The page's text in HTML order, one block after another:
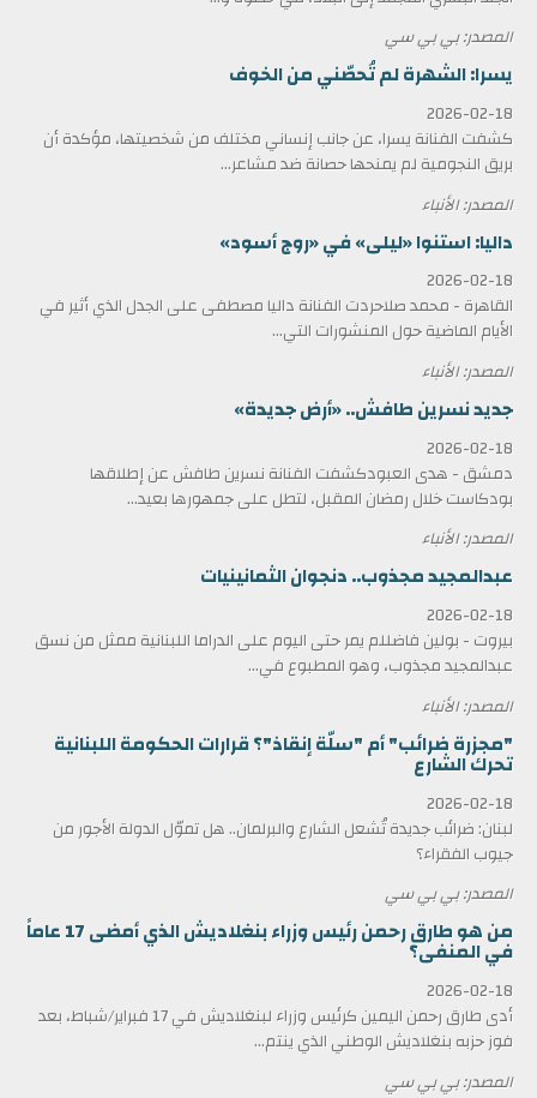
المصدر: بي بي سي
يسرا: الشهرة لم تُحصّني من الخوف
2026-02-18
كشفت الفنانة يسرا، عن جانب إنساني مختلف من شخصيتها، مؤكدة أن
بريق النجومية لم يمنحها حصانة ضد مشاعر...
المصدر: الأنباء
داليا: استنوا «ليلى» في «روج أسود»
2026-02-18
القاهرة - محمد صلاحردت الفنانة داليا مصطفى على الجدل الذي أثير في
الأيام الماضية حول المنشورات التي...
المصدر: الأنباء
جديد نسرين طافش.. «أرض جديدة»
2026-02-18
دمشق - هدى العبودكشفت الفنانة نسرين طافش عن إطلاقها
بودكاست خلال رمضان المقبل، لتطل على جمهورها بعيد...
المصدر: الأنباء
عبدالمجيد مجذوب.. دنجوان الثمانينيات
2026-02-18
بيروت - بولين فاضللم يمر حتى اليوم على الدراما اللبنانية ممثل من نسق
عبدالمجيد مجذوب، وهو المطبوع في...
المصدر: الأنباء
"مجزرة ضرائب" أم "سلّة إنقاذ"؟ قرارات الحكومة اللبنانية
تحرك الشارع
2026-02-18
لبنان: ضرائب جديدة تُشعل الشارع والبرلمان.. هل تموّل الدولة الأجور من
جيوب الفقراء؟
المصدر: بي بي سي
من هو طارق رحمن رئيس وزراء بنغلاديش الذي أمضى 17 عاماً
في المنفى؟
2026-02-18
أدى طارق رحمن اليمين كرئيس وزراء لبنغلاديش في 17 فبراير/شباط، بعد
فوز حزبه بنغلاديش الوطني الذي ينتم...
المصدر: بي بي سي